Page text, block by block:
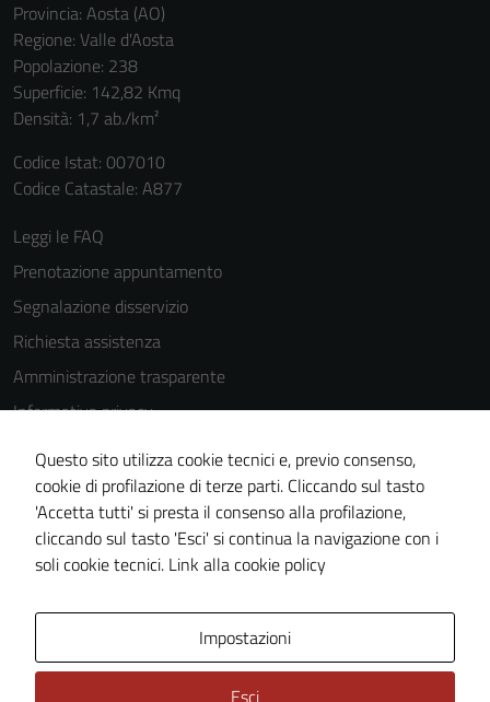
Provincia: Aosta (AO)
Regione: Valle d'Aosta
Popolazione: 238
Superficie: 142,82 Kmq
Densità: 1,7 ab./km²
Codice Istat: 007010
Codice Catastale: A877
Leggi le FAQ
Prenotazione appuntamento
Segnalazione disservizio
Richiesta assistenza
Amministrazione trasparente
Informativa privacy
Cookie Policy
Note legali
Dichiarazione di accessibilità
Piano di miglioramento del sito
Questo sito utilizza cookie tecnici e, previo consenso,
cookie di profilazione di terze parti. Cliccando sul tasto
'Accetta tutti' si presta il consenso alla profilazione,
cliccando sul tasto 'Esci' si continua la navigazione con i
soli cookie tecnici. Link alla cookie policy
Impostazioni
Esci
essere
disabilitati.
Questi cookie
non raccolgono
informazioni